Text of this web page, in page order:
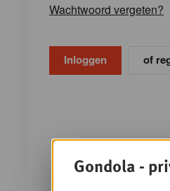
Wachtwoord vergeten?
of
Gondola -